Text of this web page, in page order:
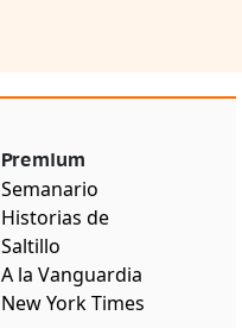
Premium
Semanario
Historias de
Saltillo
A la Vanguardia
New York Times